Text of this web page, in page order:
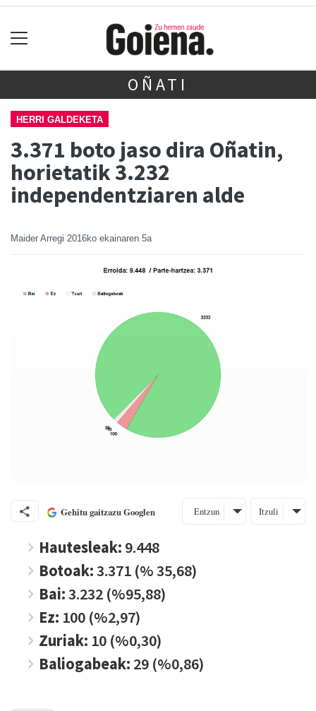
OÑATI
HERRI GALDEKETA
3.371 boto jaso dira Oñatin,
horietatik 3.232
independentziaren alde
Maider Arregi 2016ko ekainaren 5a
Gehitu gaitzazu Googlen Entzun Itzuli
Hautesleak: 9.448
Botoak:3.371 (% 35,68)
Bai:3.232 (%95,88)
Ez: 100 (%2,97)
Zuriak: 10 (%0,30)
Baliogabeak: 29 (%0,86)